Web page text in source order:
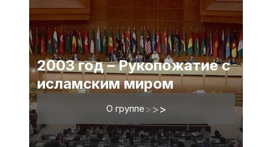
2003 год – Рукопожатие с
исламским миром
О группе>>>